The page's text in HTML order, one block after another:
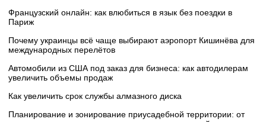
Французский онлайн: как влюбиться в язык без поездки в
Париж
Почему украинцы всё чаще выбирают аэропорт Кишинёва для
международных перелётов
Автомобили из США под заказ для бизнеса: как автодилерам
увеличить объемы продаж
Как увеличить срок службы алмазного диска
Планирование и зонирование приусадебной территории: от